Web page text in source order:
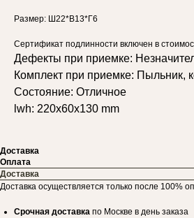
Размер: Ш22*В13*Г6
Сертификат подлинности включен в
Дефекты при приемке:
Комплект при приемке: Пыльник,
Состояние: Отличное
lwh: 220x60x130 mm
Доставка
Оплата
Доставка
Доставка осуществляется только после 100%
Срочная доставка по Москве в день заказа